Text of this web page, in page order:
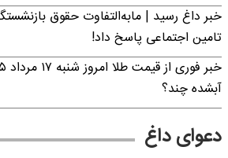
خبر داغ رسید | مابه‌التفاوت حقوق
تامین اجتماعی پاسخ داد!
آبشده چند؟
دعوای داغ